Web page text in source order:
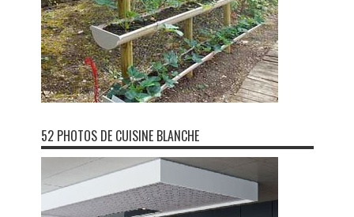
52 PHOTOS DE CUISINE BLANCHE